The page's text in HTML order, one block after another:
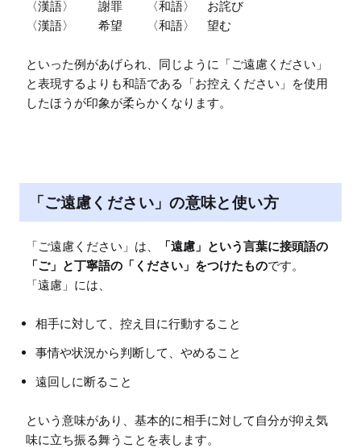
〈漢語〉　　謝罪　　〈和語〉　お詫び
〈漢語〉　　希望　　〈和語〉　望む
といった例があげられ、同じように「ご遠慮ください」
と表現するよりも和語である「お控えください」を使用
したほうが印象が柔らかくなります。
「ご遠慮ください」の意味と使い方
「ご遠慮ください」は、
「遠慮」という言葉に接頭語の
「ご」と丁寧語の「ください」をつけたものです。
相手に対して、控え目に行動すること
事情や状況から判断して、やめること
遠回しに断ること
という意味があり、基本的に相手に対して自分が抑え気
味に立ち振る舞うことを表します。